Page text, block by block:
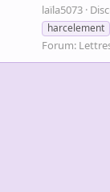
laïla5073
harcelement
Forum: